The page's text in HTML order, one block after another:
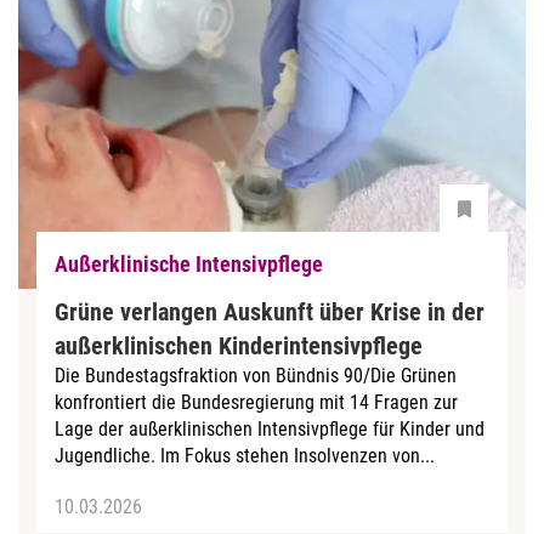
Außerklinische Intensivpflege
Grüne verlangen Auskunft über Krise in der
außerklinischen Kinderintensivpflege
Die Bundestagsfraktion von Bündnis 90/Die Grünen
konfrontiert die Bundesregierung mit 14 Fragen zur
Lage der außerklinischen Intensivpflege für Kinder und
Jugendliche. Im Fokus stehen Insolvenzen von...
10.03.2026